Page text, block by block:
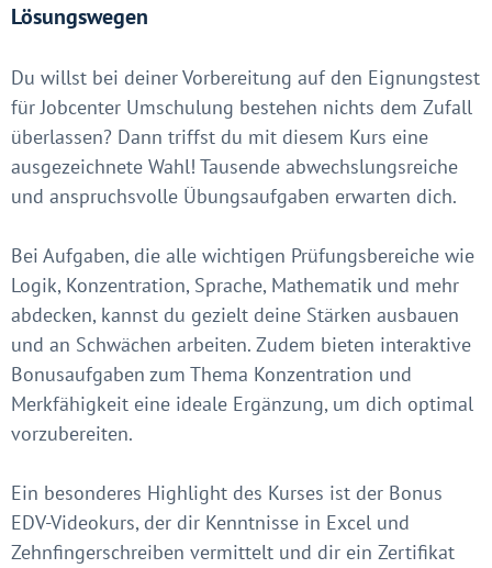
Lösungswegen
Du willst bei deiner Vorbereitung auf den Eignungstest
für Jobcenter Umschulung bestehen nichts dem Zufall
überlassen? Dann triffst du mit diesem Kurs eine
ausgezeichnete Wahl! Tausende abwechslungsreiche
und anspruchsvolle Übungsaufgaben erwarten dich.
Bei Aufgaben, die alle wichtigen Prüfungsbereiche wie
Logik, Konzentration, Sprache, Mathematik und mehr
abdecken, kannst du gezielt deine Stärken ausbauen
und an Schwächen arbeiten. Zudem bieten interaktive
Bonusaufgaben zum Thema Konzentration und
Merkfähigkeit eine ideale Ergänzung, um dich optimal
vorzubereiten.
Ein besonderes Highlight des Kurses ist der Bonus
EDV-Videokurs, der dir Kenntnisse in Excel und
Zehnfingerschreiben vermittelt und dir ein Zertifikat